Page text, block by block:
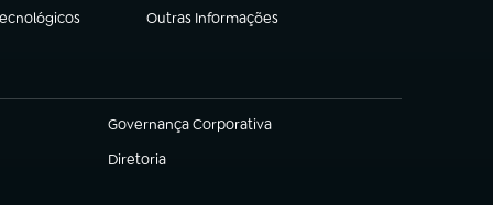
Outras Informações
(abre em nova aba)
Governança Corporativa
(abre em nova aba)
Diretoria
(abre em nova aba)